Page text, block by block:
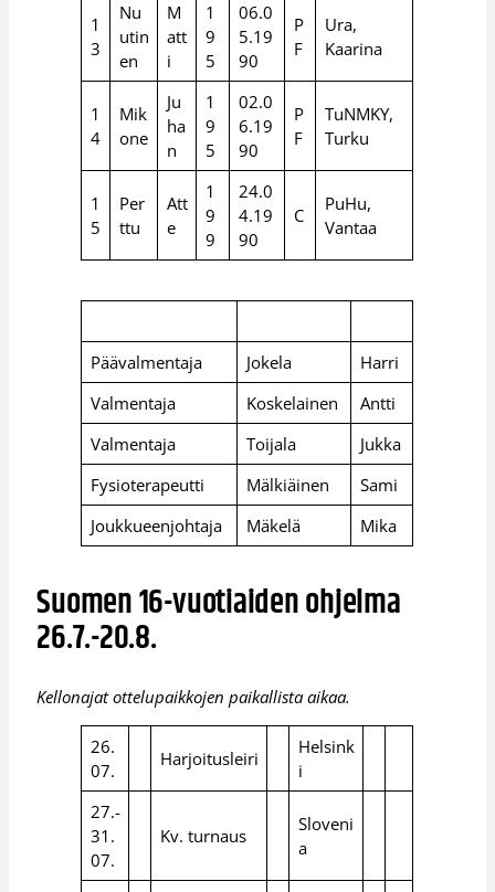
1
3
Nu
utin
en
M
att
i
1
9
5
06.0
5.19
90
P
F
Ura,
Kaarina
1
4
Mik
one
Ju
ha
n
1
9
5
02.0
6.19
90
P
F
TuNMKY,
Turku
1
5
Per
ttu
Att
e
1
9
9
24.0
4.19
90
C
PuHu,
Vantaa
Päävalmentaja Jokela
Harri
Valmentaja
Koskelainen
Antti
Valmentaja
Toijala
Jukka
Fysioterapeutti
Mälkiäinen
Sami
Joukkueenjohtaja
Mäkelä Mika
Suomen 16-vuotiaiden ohjelma
26.7.-20.8.
Kellonajat ottelupaikkojen paikallista aikaa.
26.
07.
Harjoitusleiri
Helsink
i
27.-
31.
07.
Kv. turnaus
Sloveni
a